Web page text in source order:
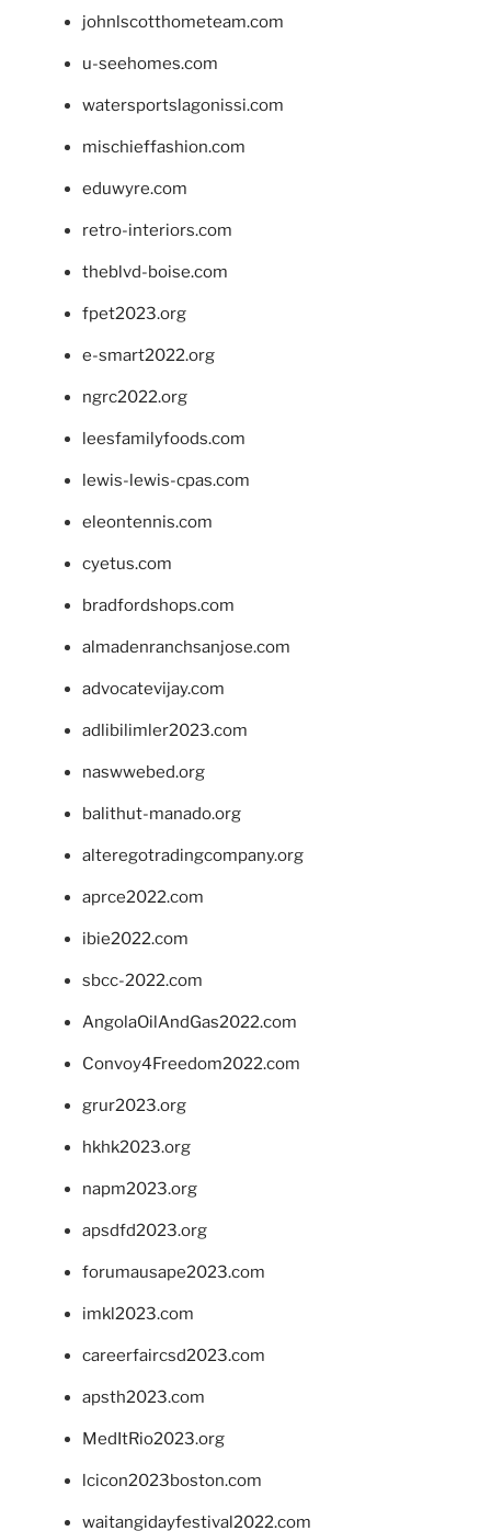
johnlscotthometeam.com
u-seehomes.com
watersportslagonissi.com
mischieffashion.com
eduwyre.com
retro-interiors.com
theblvd-boise.com
fpet2023.org
e-smart2022.org
ngrc2022.org
leesfamilyfoods.com
lewis-lewis-cpas.com
eleontennis.com
cyetus.com
bradfordshops.com
almadenranchsanjose.com
advocatevijay.com
adlibilimler2023.com
naswwebed.org
balithut-manado.org
alteregotradingcompany.org
aprce2022.com
ibie2022.com
sbcc-2022.com
AngolaOilAndGas2022.com
Convoy4Freedom2022.com
grur2023.org
hkhk2023.org
napm2023.org
apsdfd2023.org
forumausape2023.com
imkl2023.com
careerfaircsd2023.com
apsth2023.com
MedItRio2023.org
lcicon2023boston.com
waitangidayfestival2022.com